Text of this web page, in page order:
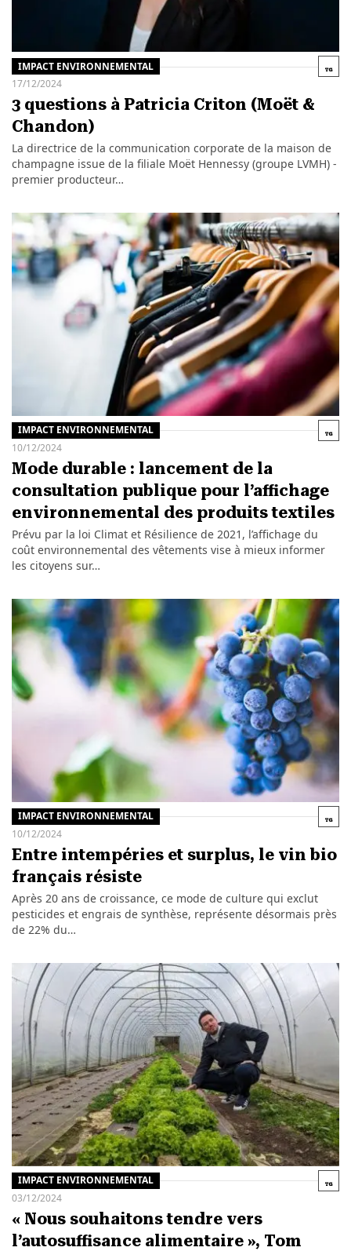
IMPACT ENVIRONNEMENTAL
17/12/2024
3 questions à Patricia Criton (Moët &
Chandon)
La directrice de la communication corporate de la maison de
champagne issue de la filiale Moët Hennessy (groupe LVMH) -
premier producteur…
IMPACT ENVIRONNEMENTAL
10/12/2024
Mode durable : lancement de la
consultation publique pour l’affichage
environnemental des produits textiles
Prévu par la loi Climat et Résilience de 2021, l’affichage du
coût environnemental des vêtements vise à mieux informer
les citoyens sur…
IMPACT ENVIRONNEMENTAL
10/12/2024
Entre intempéries et surplus, le vin bio
français résiste
Après 20 ans de croissance, ce mode de culture qui exclut
pesticides et engrais de synthèse, représente désormais près
de 22% du…
IMPACT ENVIRONNEMENTAL
03/12/2024
« Nous souhaitons tendre vers
l’autosuffisance alimentaire », Tom